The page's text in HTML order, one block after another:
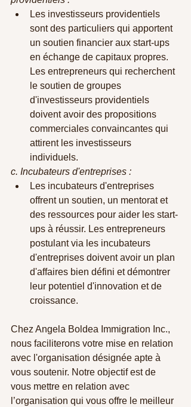
Les investisseurs providentiels
sont des particuliers qui apportent
un soutien financier aux start-ups
en échange de capitaux propres.
Les entrepreneurs qui recherchent
le soutien de groupes
d'investisseurs providentiels
doivent avoir des propositions
commerciales convaincantes qui
attirent les investisseurs
individuels.
c. Incubateurs d'entreprises :
Les incubateurs d'entreprises
offrent un soutien, un mentorat et
des ressources pour aider les start-
ups à réussir. Les entrepreneurs
postulant via les incubateurs
d'entreprises doivent avoir un plan
d'affaires bien défini et démontrer
leur potentiel d'innovation et de
croissance.
Chez Angela Boldea Immigration Inc.,
nous faciliterons votre mise en relation
avec l'organisation désignée apte à
vous soutenir. Notre objectif est de
vous mettre en relation avec
l’organisation qui vous offre le meilleur